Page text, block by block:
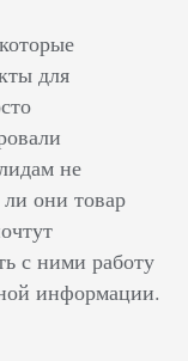
для
не
они товар
с ними работу
информации.